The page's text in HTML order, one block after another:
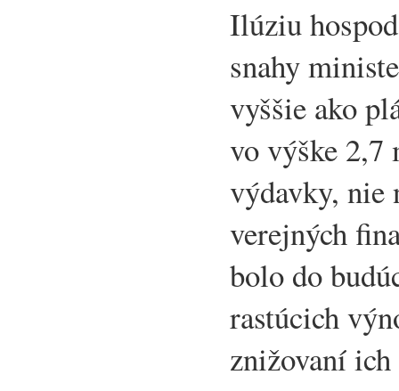
Ilúziu
snahy
vyššie ako
vo výške 2,7
výdavky, nie
verejných
bolo do
rastúcich
znižovaní ich